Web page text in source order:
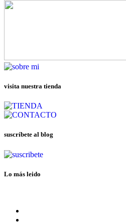
visita nuestra tienda
suscríbete al blog
Lo más leido